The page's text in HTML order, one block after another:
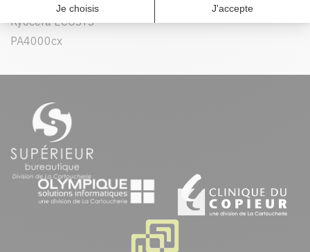
Kyocera ECOSYS
PA4000cx